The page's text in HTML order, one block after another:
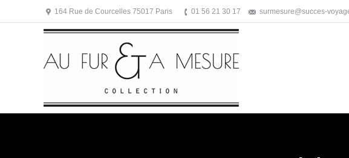
164 Rue de Courcelles 75017 Paris 01 56 21 30 17 surmesure@succes-